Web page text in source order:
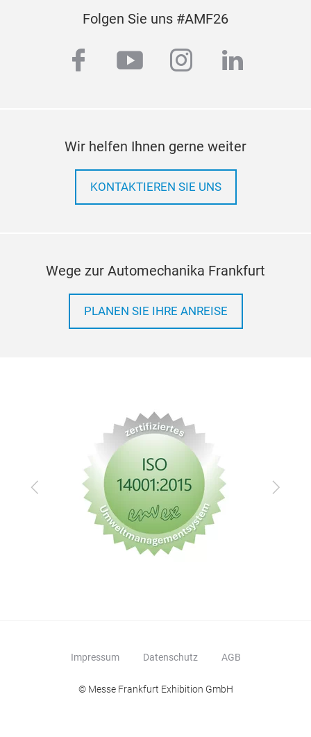
Folgen Sie uns #AMF26
facebook
youtubeinstagram
linkedin
Wir helfen Ihnen gerne weiter
KONTAKTIEREN SIE UNS
Wege zur Automechanika Frankfurt
PLANEN SIE IHRE ANREISE
Zurück Vor
Impressum Datenschutz AGB
© Messe Frankfurt Exhibition GmbH